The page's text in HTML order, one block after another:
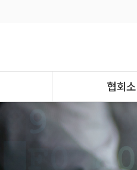
협회